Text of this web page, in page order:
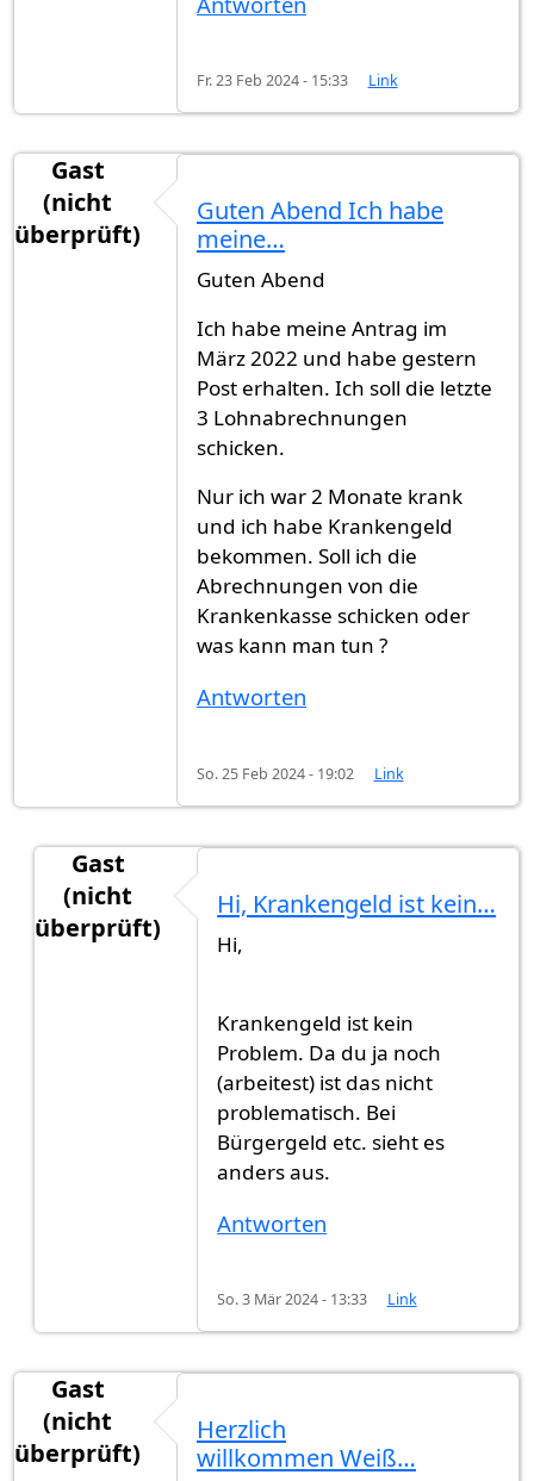
Fr. 23 Feb 2024 - 15:33 Link
Gast
(nicht
überprüft)
Guten Abend Ich habe
meine…
Guten Abend
Ich habe meine Antrag im
März 2022 und habe gestern
Post erhalten. Ich soll die letzte
3 Lohnabrechnungen
schicken.
Nur ich war 2 Monate krank
und ich habe Krankengeld
bekommen. Soll ich die
Abrechnungen von die
Krankenkasse schicken oder
was kann man tun ?
Antworten
So. 25 Feb 2024 - 19:02 Link
Gast
(nicht
überprüft)
Guten Abend Ich habe meine…
Hi, Krankengeld ist kein…
Hi,
Krankengeld ist kein
Problem. Da du ja noch
(arbeitest) ist das nicht
problematisch. Bei
Bürgergeld etc. sieht es
anders aus.
Antworten
So. 3 Mär 2024 - 13:33 Link
Gast
(nicht
überprüft)
Herzlich
willkommen Weiß…